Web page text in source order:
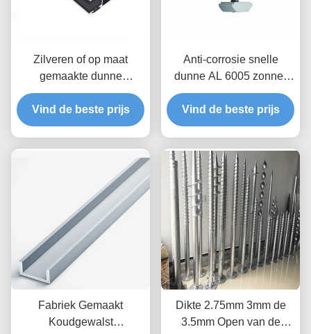
Zilveren of op maat
gemaakte dunne
zonnepaneel montage
tussen / midden / eind
klemmen voor zonne-
Vind de beste prijs
Anti-corrosie snelle
dunne AL 6005 zonne-
module midden / eind
klemmen
Vind de beste prijs
Fabriek Gemaakt
Koudgewalst
Dikte 2.75mm 3mm de
3.5mm Open van de